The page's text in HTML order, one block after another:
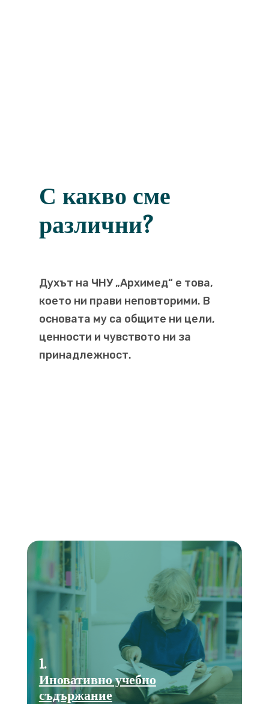
С какво сме
различни?
Духът на ЧНУ „Архимед“ е това,
което ни прави неповторими. В
основата му са общите ни цели,
ценности и чувството ни за
принадлежност.
1.
Иновативно учебно
съдържание